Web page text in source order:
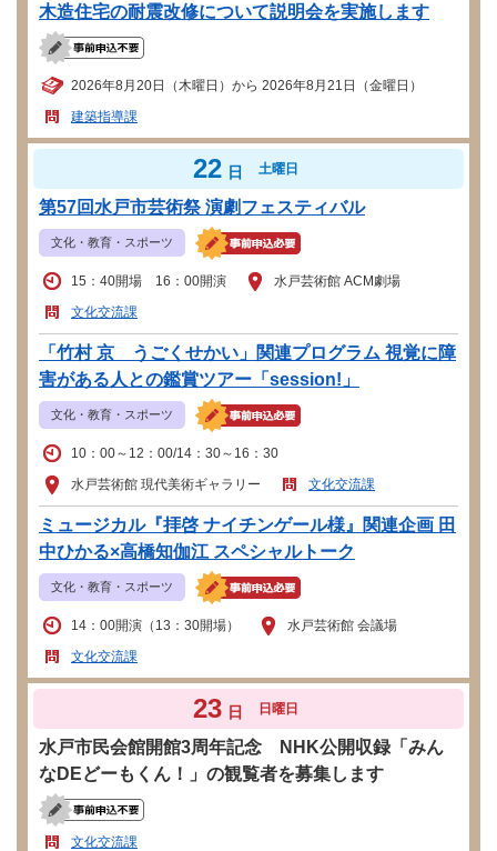
木造住宅の耐震改修について説明会を実施します
2026年8月20日（木曜日）から 2026年8月21日（金曜日）
建築指導課
22 日 土曜日
第57回水戸市芸術祭 演劇フェスティバル
文化・教育・スポーツ
15：40開場 16：00開演
水戸芸術館 ACM劇場
文化交流課
「竹村 京 うごくせかい」関連プログラム 視覚に障
害がある人との鑑賞ツアー「session!」
文化・教育・スポーツ
10：00～12：00/14：30～16：30
水戸芸術館 現代美術ギャラリー
文化交流課
ミュージカル『拝啓 ナイチンゲール様』関連企画 田
中ひかる×高橋知伽江 スペシャルトーク
文化・教育・スポーツ
14：00開演（13：30開場）
水戸芸術館 会議場
文化交流課
23 日 日曜日
水戸市民会館開館3周年記念 NHK公開収録「みん
なDEどーもくん！」の観覧者を募集します
文化交流課